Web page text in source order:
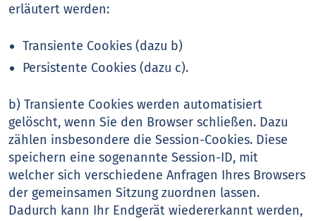
erläutert werden:
Transiente Cookies (dazu b)
Persistente Cookies (dazu c).
b) Transiente Cookies werden automatisiert
gelöscht, wenn Sie den Browser schließen. Dazu
zählen insbesondere die Session-Cookies. Diese
speichern eine sogenannte Session-ID, mit
welcher sich verschiedene Anfragen Ihres Browsers
der gemeinsamen Sitzung zuordnen lassen.
Dadurch kann Ihr Endgerät wiedererkannt werden,